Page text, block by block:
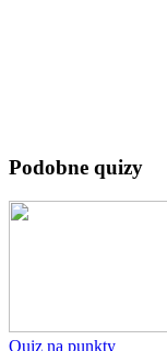
Podobne quizy
Quiz na punkty